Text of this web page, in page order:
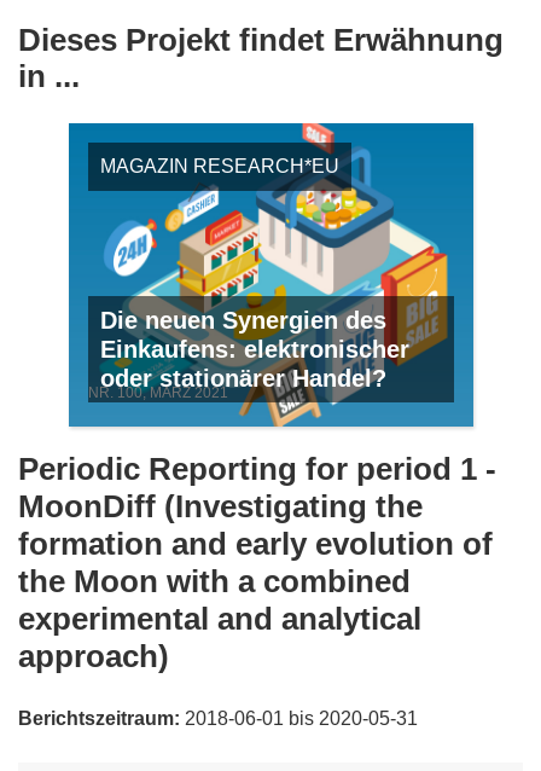
Dieses Projekt findet Erwähnung
in ...
MAGAZIN RESEARCH*EU
Die neuen Synergien des
Einkaufens: elektronischer
oder stationärer Handel?
NR. 100, MÄRZ 2021
Periodic Reporting for period 1 -
MoonDiff (Investigating the
formation and early evolution of
the Moon with a combined
experimental and analytical
approach)
Berichtszeitraum: 2018-06-01 bis 2020-05-31